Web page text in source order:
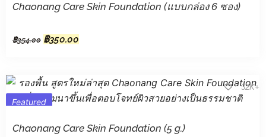
Chaonang Care Skin Foundation (แบบกล่อง 6 ซอง)
฿354.00 ฿350.00
32K+
Featured
Chaonang Care Skin Foundation (5 g.)